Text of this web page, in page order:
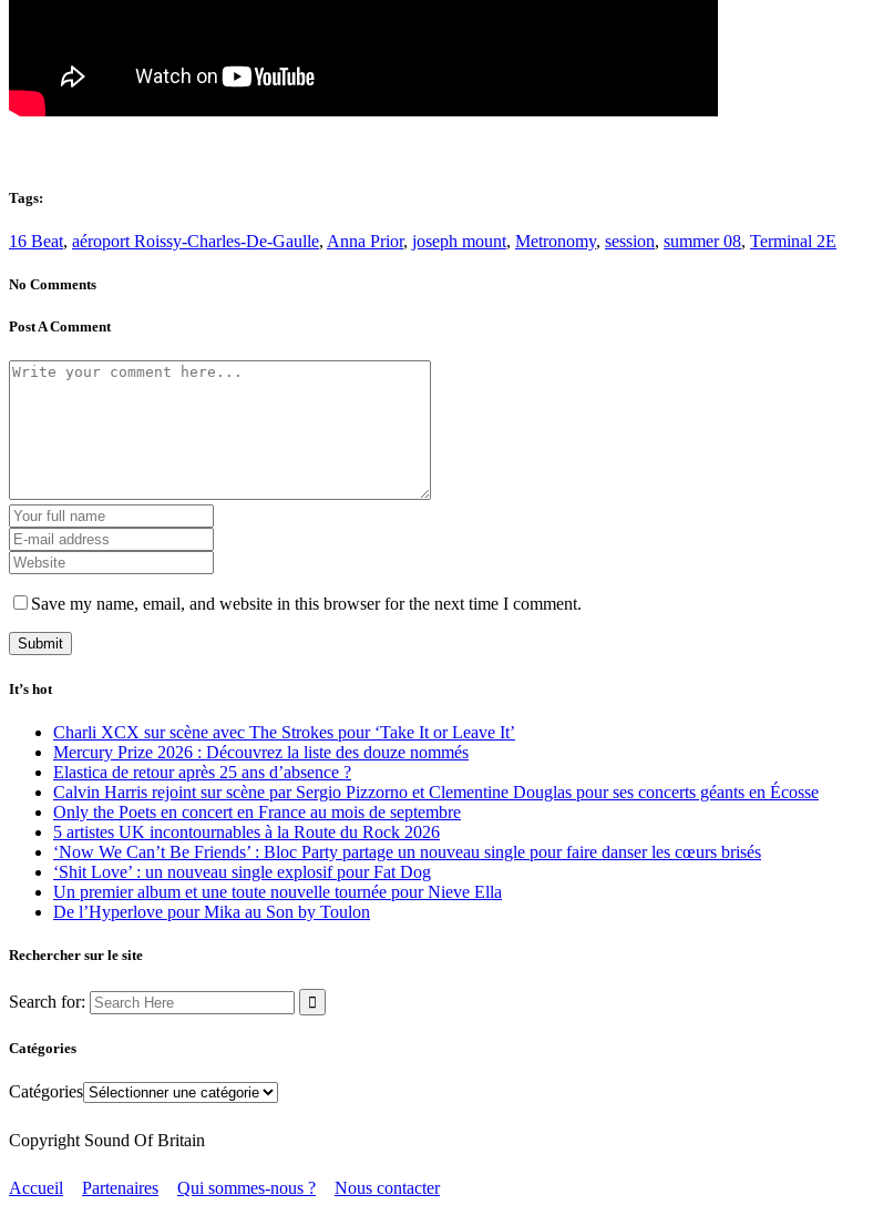
Tags:
16 Beat, aéroport Roissy-Charles-De-Gaulle, Anna Prior, joseph mount, Metronomy, session, summer 08, Terminal 2E
No Comments
Post A Comment
Save my name, email, and website in this browser for the next time I comment.
It’s hot
Charli XCX sur scène avec The Strokes pour ‘Take It or Leave It’
Mercury Prize 2026 : Découvrez la liste des douze nommés
Elastica de retour après 25 ans d’absence ?
Calvin Harris rejoint sur scène par Sergio Pizzorno et Clementine Douglas pour ses concerts géants en Écosse
Only the Poets en concert en France au mois de septembre
5 artistes UK incontournables à la Route du Rock 2026
‘Now We Can’t Be Friends’ : Bloc Party partage un nouveau single pour faire danser les cœurs brisés
‘Shit Love’ : un nouveau single explosif pour Fat Dog
Un premier album et une toute nouvelle tournée pour Nieve Ella
De l’Hyperlove pour Mika au Son by Toulon
Rechercher sur le site
Search for:
Catégories
Catégories
Copyright Sound Of Britain
Accueil Partenaires Qui sommes-nous ? Nous contacter